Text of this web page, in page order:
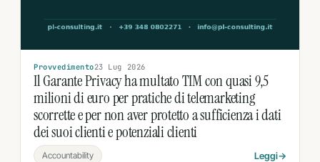
Provvedimento23 Lug 2026
Il Garante Privacy ha multato TIM con quasi 9,5
milioni di euro per pratiche di telemarketing
scorrette e per non aver protetto a sufficienza i dati
dei suoi clienti e potenziali clienti
Accountability Leggi→